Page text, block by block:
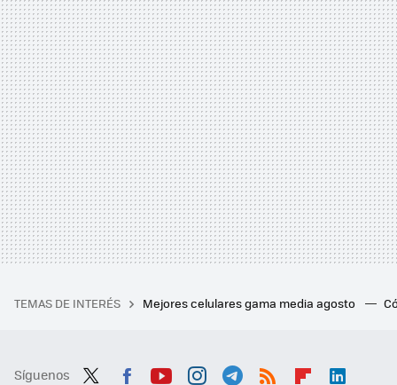
TEMAS DE INTERÉS Mejores celulares gama media agosto
Síguenos